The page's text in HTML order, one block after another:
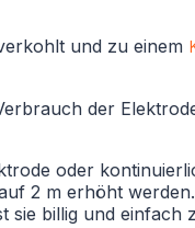
und zu einem
der
oder
2 m erhöht
billig und einfach